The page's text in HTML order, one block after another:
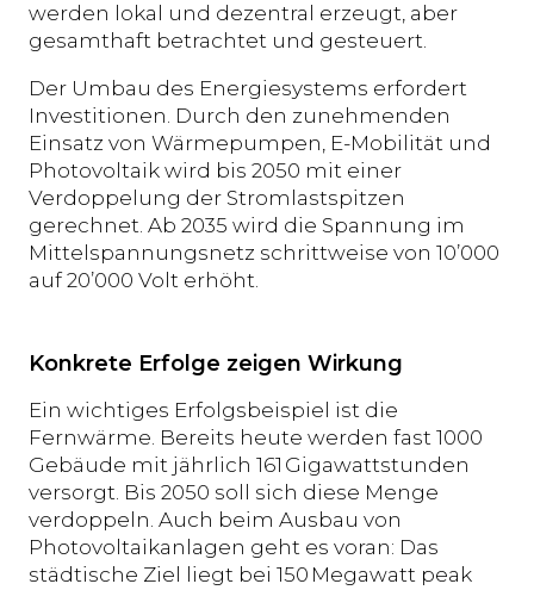
werden lokal und dezentral erzeugt, aber
gesamthaft betrachtet und gesteuert.
Der Umbau des Energiesystems erfordert
Investitionen. Durch den zunehmenden
Einsatz von Wärmepumpen, E-Mobilität und
Photovoltaik wird bis 2050 mit einer
Verdoppelung der Stromlastspitzen
gerechnet. Ab 2035 wird die Spannung im
Mittelspannungsnetz schrittweise von 10’000
auf 20’000 Volt erhöht.
Konkrete Erfolge zeigen Wirkung
Ein wichtiges Erfolgsbeispiel ist die
Fernwärme. Bereits heute werden fast 1000
Gebäude mit jährlich 161 Gigawattstunden
versorgt. Bis 2050 soll sich diese Menge
verdoppeln. Auch beim Ausbau von
Photovoltaikanlagen geht es voran: Das
städtische Ziel liegt bei 150 Megawatt peak